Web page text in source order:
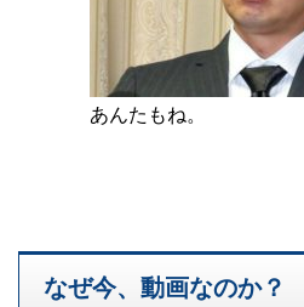
あんたもね。
なぜ今、動画なのか？